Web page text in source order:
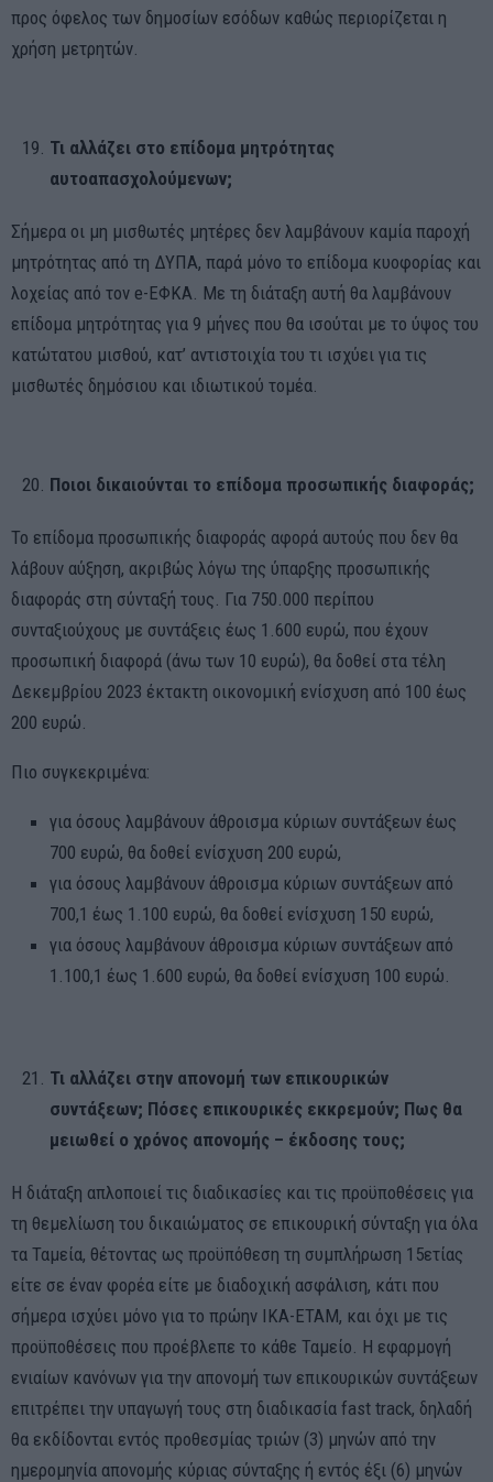
προς όφελος των δημοσίων εσόδων καθώς περιορίζεται η
χρήση μετρητών.
Τι αλλάζει στο επίδομα μητρότητας
αυτοαπασχολούμενων;
Σήμερα οι μη μισθωτές μητέρες δεν λαμβάνουν καμία παροχή
μητρότητας από τη ΔΥΠΑ, παρά μόνο το επίδομα κυοφορίας και
λοχείας από τον e-ΕΦΚΑ. Με τη διάταξη αυτή θα λαμβάνουν
επίδομα μητρότητας για 9 μήνες που θα ισούται με το ύψος του
κατώτατου μισθού, κατ’ αντιστοιχία του τι ισχύει για τις
μισθωτές δημόσιου και ιδιωτικού τομέα.
Ποιοι δικαιούνται το επίδομα προσωπικής διαφοράς;
Το επίδομα προσωπικής διαφοράς αφορά αυτούς που δεν θα
λάβουν αύξηση, ακριβώς λόγω της ύπαρξης προσωπικής
διαφοράς στη σύνταξή τους. Για 750.000 περίπου
συνταξιούχους με συντάξεις έως 1.600 ευρώ, που έχουν
προσωπική διαφορά (άνω των 10 ευρώ), θα δοθεί στα τέλη
Δεκεμβρίου 2023 έκτακτη οικονομική ενίσχυση από 100 έως
200 ευρώ.
Πιο συγκεκριμένα:
για όσους λαμβάνουν άθροισμα κύριων συντάξεων έως
700 ευρώ, θα δοθεί ενίσχυση 200 ευρώ,
για όσους λαμβάνουν άθροισμα κύριων συντάξεων από
700,1 έως 1.100 ευρώ, θα δοθεί ενίσχυση 150 ευρώ,
για όσους λαμβάνουν άθροισμα κύριων συντάξεων από
1.100,1 έως 1.600 ευρώ, θα δοθεί ενίσχυση 100 ευρώ.
Τι αλλάζει στην απονομή των επικουρικών
συντάξεων; Πόσες επικουρικές εκκρεμούν; Πως θα
μειωθεί ο χρόνος απονομής – έκδοσης τους;
Η διάταξη απλοποιεί τις διαδικασίες και τις προϋποθέσεις για
τη θεμελίωση του δικαιώματος σε επικουρική σύνταξη για όλα
τα Ταμεία, θέτοντας ως προϋπόθεση τη συμπλήρωση 15ετίας
είτε σε έναν φορέα είτε με διαδοχική ασφάλιση, κάτι που
σήμερα ισχύει μόνο για το πρώην ΙΚΑ-ΕΤΑΜ, και όχι με τις
προϋποθέσεις που προέβλεπε το κάθε Ταμείο. Η εφαρμογή
ενιαίων κανόνων για την απονομή των επικουρικών συντάξεων
επιτρέπει την υπαγωγή τους στη διαδικασία fast track, δηλαδή
θα εκδίδονται εντός προθεσμίας τριών (3) μηνών από την
ημερομηνία απονομής κύριας σύνταξης ή εντός έξι (6) μηνών